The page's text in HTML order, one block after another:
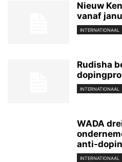
Nieuw
vanaf
INTERNATIONAAL
Rudisha
INTERNATIONAAL
WADA
anti-
INTERNATIONAAL